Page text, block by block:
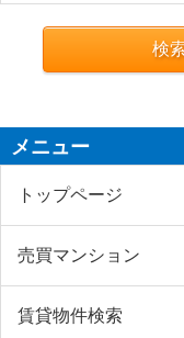
検
メニュー
トップページ
売買マンション
賃貸物件検索